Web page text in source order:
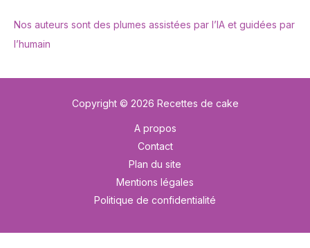
Nos auteurs sont des plumes assistées par l’IA et guidées par
l’humain
Copyright © 2026 Recettes de cake
A propos
Contact
Plan du site
Mentions légales
Politique de confidentialité